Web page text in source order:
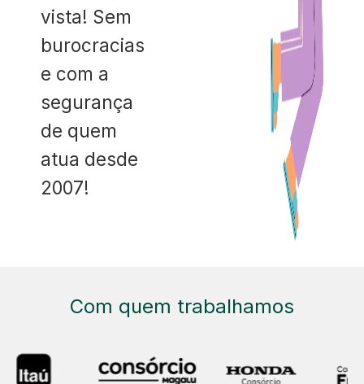
vista! Sem
burocracias
e com a
segurança
de quem
atua desde
2007!
Com quem trabalhamos